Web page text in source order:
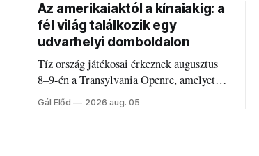
Az amerikaiaktól a kínaiakig: a
fél világ találkozik egy
udvarhelyi domboldalon
Tíz ország játékosai érkeznek augusztus
8–9-én a Transylvania Openre, amelyet
Románia legrégebben működő állandó
discgolfpályáján rendeznek meg.
Gál Előd 2026 aug. 05